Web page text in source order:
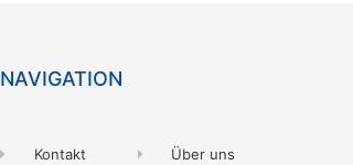
NAVIGATION
Kontakt Über uns